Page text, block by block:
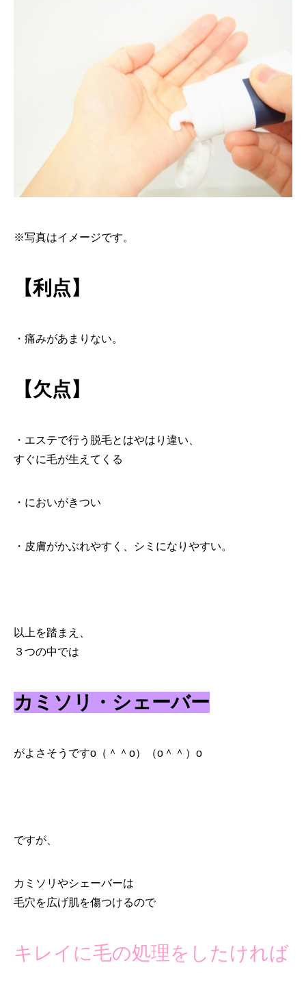
※写真はイメージです。
【利点】
・痛みがあまりない。
【欠点】
・エステで行う脱毛とはやはり違い、
すぐに毛が生えてくる
・においがきつい
・皮膚がかぶれやすく、シミになりやすい。
以上を踏まえ、
３つの中では
カミソリ・シェーバー
がよさそうですo（＾＾o）（o＾＾）o
ですが、
カミソリやシェーバーは
毛穴を広げ肌を傷つけるので
キレイに毛の処理をしたければ